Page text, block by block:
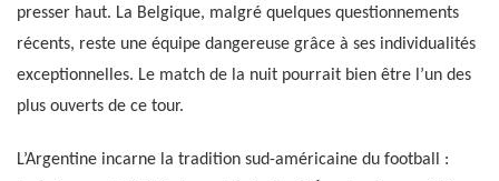
presser haut. La Belgique, malgré quelques questionnements
récents, reste une équipe dangereuse grâce à ses individualités
exceptionnelles. Le match de la nuit pourrait bien être l’un des
plus ouverts de ce tour.
L’Argentine incarne la tradition sud-américaine du football :